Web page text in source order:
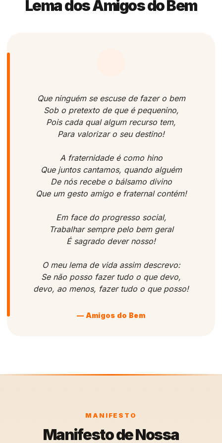
Lema dos Amigos do Bem
Que ninguém se escuse de fazer o bem
Sob o pretexto de que é pequenino,
Pois cada qual algum recurso tem,
Para valorizar o seu destino!
A fraternidade é como hino
Que juntos cantamos, quando alguém
De nós recebe o bálsamo divino
Que um gesto amigo e fraternal contém!
Em face do progresso social,
Trabalhar sempre pelo bem geral
É sagrado dever nosso!
O meu lema de vida assim descrevo:
Se não posso fazer tudo o que devo,
devo, ao menos, fazer tudo o que posso!
— Amigos do Bem
MANIFESTO
Manifesto de Nossa